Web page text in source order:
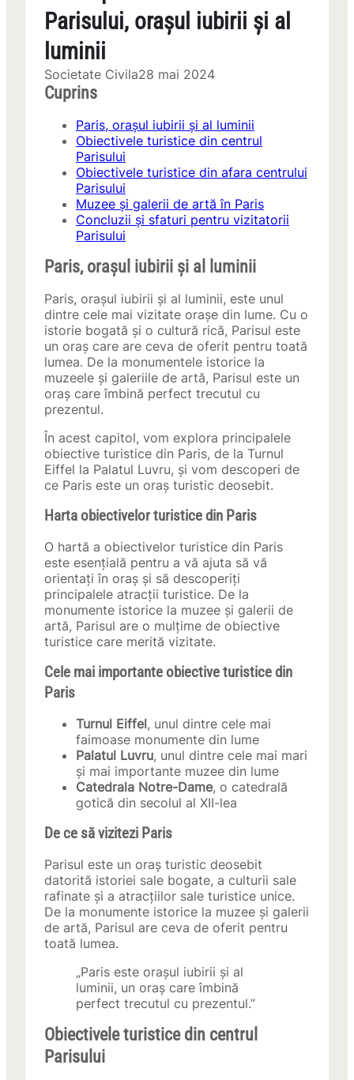
Parisului, orașul iubirii și al
luminii
Societate Civila28 mai 2024
Cuprins
Paris, orașul iubirii și al luminii
Obiectivele turistice din centrul
Parisului
Obiectivele turistice din afara centrului
Parisului
Muzee și galerii de artă în Paris
Concluzii și sfaturi pentru vizitatorii
Parisului
Paris, orașul iubirii și al luminii
Paris, orașul iubirii și al luminii, este unul
dintre cele mai vizitate orașe din lume. Cu o
istorie bogată și o cultură rică, Parisul este
un oraș care are ceva de oferit pentru toată
lumea. De la monumentele istorice la
muzeele și galeriile de artă, Parisul este un
oraș care îmbină perfect trecutul cu
prezentul.
În acest capitol, vom explora principalele
obiective turistice din Paris, de la Turnul
Eiffel la Palatul Luvru, și vom descoperi de
ce Paris este un oraș turistic deosebit.
Harta obiectivelor turistice din Paris
O hartă a obiectivelor turistice din Paris
este esențială pentru a vă ajuta să vă
orientați în oraș și să descoperiți
principalele atracții turistice. De la
monumente istorice la muzee și galerii de
artă, Parisul are o mulțime de obiective
turistice care merită vizitate.
Cele mai importante obiective turistice din
Paris
Turnul Eiffel, unul dintre cele mai
faimoase monumente din lume
Palatul Luvru, unul dintre cele mai mari
și mai importante muzee din lume
Catedrala Notre-Dame, o catedrală
gotică din secolul al XII-lea
De ce să vizitezi Paris
Parisul este un oraș turistic deosebit
datorită istoriei sale bogate, a culturii sale
rafinate și a atracțiilor sale turistice unice.
De la monumente istorice la muzee și galerii
de artă, Parisul are ceva de oferit pentru
toată lumea.
„Paris este orașul iubirii și al
luminii, un oraș care îmbină
perfect trecutul cu prezentul.”
Obiectivele turistice din centrul
Parisului